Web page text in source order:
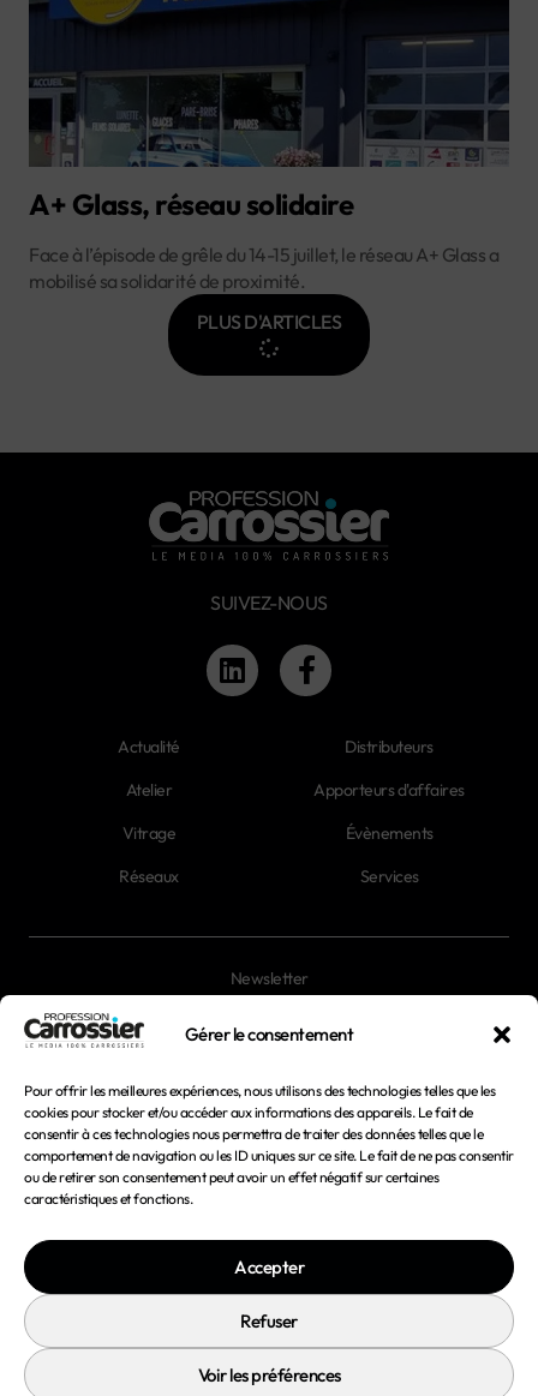
Gérer le consentement
Pour offrir les meilleures expériences, nous utilisons des technologies telles que les
cookies pour stocker et/ou accéder aux informations des appareils. Le fait de
consentir à ces technologies nous permettra de traiter des données telles que le
comportement de navigation ou les ID uniques sur ce site. Le fait de ne pas consentir
ou de retirer son consentement peut avoir un effet négatif sur certaines
caractéristiques et fonctions.
Accepter
Refuser
Voir les préférences
A+ Glass, réseau solidaire
Face à l’épisode de grêle du 14-15 juillet, le réseau A+ Glass a
mobilisé sa solidarité de proximité.
PLUS D'ARTICLES
SUIVEZ-NOUS
Actualité
Atelier
Vitrage
Réseaux
Distributeurs
Apporteurs d'affaires
Évènements
Services
Newsletter
Mentions légales
Conditions générales d'utilisation
Conditions générales de vente
Politique de cookies